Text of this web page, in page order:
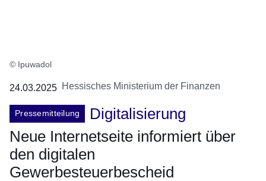
© Ipuwadol
24.03.2025 Hessisches Ministerium der Finanzen
Pressemitteilung
Digitalisierung
Neue Internetseite informiert über
den digitalen
Gewerbesteuerbescheid